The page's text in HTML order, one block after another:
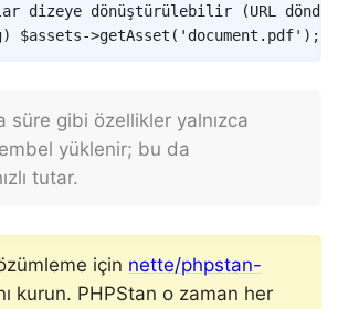
dizeye dönüştürülebilir (URL
) $assets->getAsset ( 'document.pdf' ) ;
süre gibi özellikler yalnızca
yüklenir; bu da
tutar.
için nette/phpstan-
kurun. PHPStan o zaman her